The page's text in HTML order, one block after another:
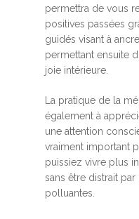
permettra de vous
positives passées
guidés visant à
permettant ensuite
joie intérieure.
La pratique de la
également à
une attention
vraiment important
puissiez vivre plus
sans être distrait
polluantes.